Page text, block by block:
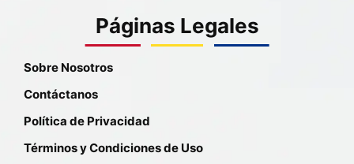
Páginas Legales
Sobre Nosotros
Contáctanos
Política de Privacidad
Términos y Condiciones de Uso